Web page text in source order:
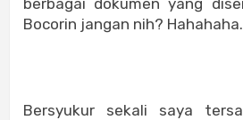
Bocorin jangan nih? Hahahaha.
Bersyukur sekali saya